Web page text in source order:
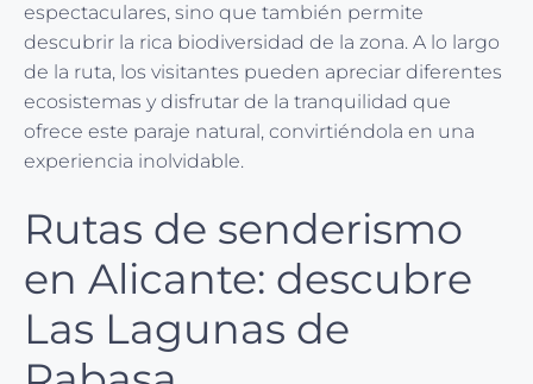
espectaculares, sino que también permite
descubrir la rica biodiversidad de la zona. A lo largo
de la ruta, los visitantes pueden apreciar diferentes
ecosistemas y disfrutar de la tranquilidad que
ofrece este paraje natural, convirtiéndola en una
experiencia inolvidable.
Rutas de senderismo
en Alicante: descubre
Las Lagunas de